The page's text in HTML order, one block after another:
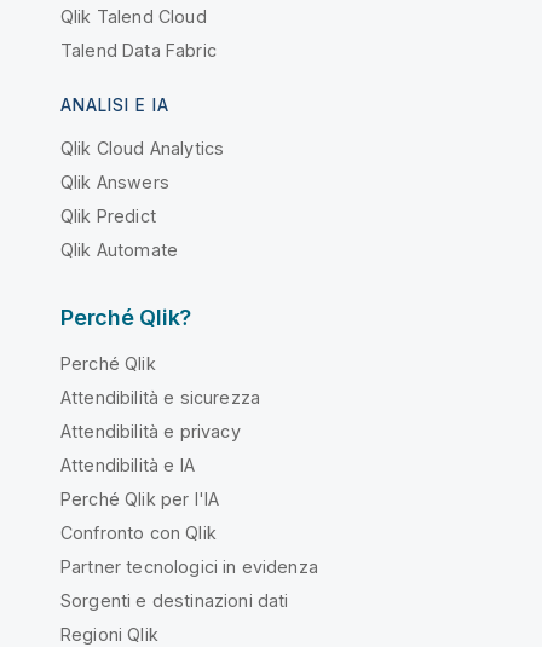
Qlik Talend Cloud
Talend Data Fabric
ANALISI E IA
Qlik Cloud Analytics
Qlik Answers
Qlik Predict
Qlik Automate
Perché Qlik?
Perché Qlik
Attendibilità e sicurezza
Attendibilità e privacy
Attendibilità e IA
Perché Qlik per l'IA
Confronto con Qlik
Partner tecnologici in evidenza
Sorgenti e destinazioni dati
Regioni Qlik